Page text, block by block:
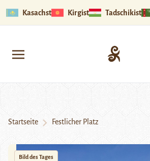
Kasachstan Kirgistan Tadschikistan
Startseite Festlicher Platz
Bild des Tages